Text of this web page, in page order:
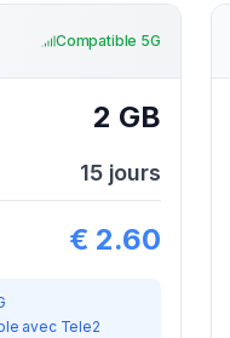
Compatible 5G
2 GB
15 jours
€ 2.60
avec Tele2